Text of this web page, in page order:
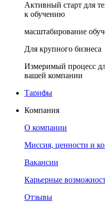
Активный старт для
к обучению
масштабирование
Для крупного бизнеса
Измеримый процесс
вашей компании
Тарифы
Компания
О компании
Миссия, ценности и
Вакансии
Карьерные
Отзывы